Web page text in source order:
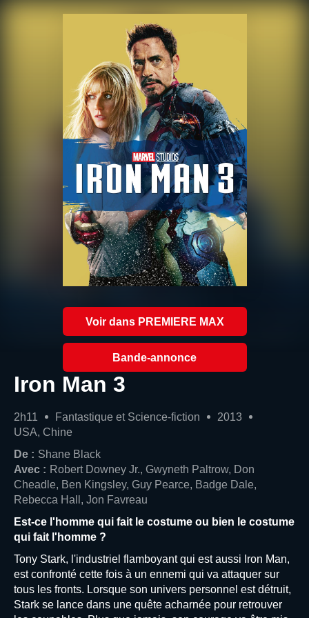
Voir dans PREMIERE MAX
Bande-annonce
Iron Man 3
2h11 Fantastique et Science-fiction
2013
USA, Chine
De : Shane Black
Avec : Robert Downey Jr., Gwyneth Paltrow, Don
Cheadle, Ben Kingsley, Guy Pearce, Badge Dale,
Rebecca Hall, Jon Favreau
Est-ce l'homme qui fait le costume ou bien le costume
qui fait l'homme ?
Tony Stark, l'industriel flamboyant qui est aussi Iron Man,
est confronté cette fois à un ennemi qui va attaquer sur
tous les fronts. Lorsque son univers personnel est détruit,
Stark se lance dans une quête acharnée pour retrouver